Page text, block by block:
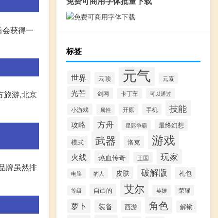
获得一
旅游,北京
牌虽然排
标签
世界 云顶 元气 元素
光芒 剑网 卡丁车 可以通过
小游戏 属性 开原 手机 技能
攻略 方舟 星际争霸 最终幻想
模式 武器 洛克 游戏
火线 热血传奇 王国 玩家
电脑 的人 皮肤 破解版 礼包
等级 自己的 艾尔 英雄 荣耀
萝卜 装备 西游 角色 解锁